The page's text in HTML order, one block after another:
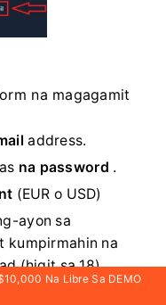
na magagamit
address.
na password .
(EUR o USD)
ayon sa
kumpirmahin na
(higit sa 18).
Na Libre Sa DEMO